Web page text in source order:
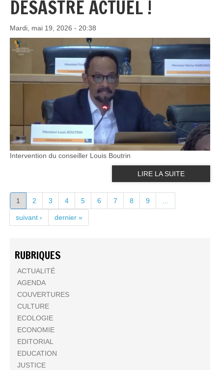
DÉSASTRE ACTUEL !
Mardi, mai 19, 2026 - 20:38
Intervention du conseiller Louis Boutrin
LIRE LA SUITE
PAGES
1 2 3 4 5 6 7 8 9
suivant › dernier »
RUBRIQUES
ACTUALITÉ
AGENDA
COUVERTURES
CULTURE
ECOLOGIE
ECONOMIE
EDITORIAL
EDUCATION
JUSTICE